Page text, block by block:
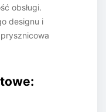
obsługi.
designu i